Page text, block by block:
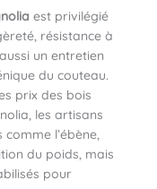
est privilégié
résistance à
un entretien
du couteau.
prix des bois
les artisans
l’ébène,
du poids, mais
pour